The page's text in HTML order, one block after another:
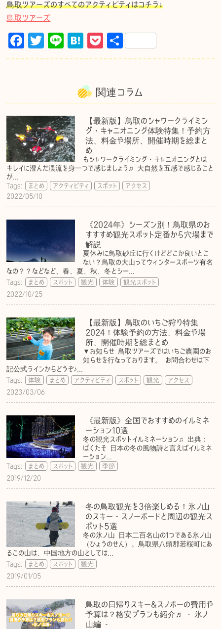
鳥取ツアーズのすべてのアクティビティはコチラ↓
鳥取ツアーズ
F
a
b
o
o
k
T
w
r
Li
n
H
at
n
a
P
o
k
et
共
有
関連コラム
【最新版】鳥取のシャワークライミン
グ・キャニオニング体験特集！予約方
法、料金や場所、開催時期を総まと
め
もシャワークライミング・キャニオニングとは
キレイに澄んだ渓流を身一つで感じましょう♫ 大自然を五感で感じること
が...
Tags: まとめ アクティビティ スポット
アクセス
2022/05/10
《2024年》シーズン別！鳥取県のお
すすすめ観光スポット定番から穴場まで
解説
夏休みに鳥取砂丘に行くけどどこか良いとこ
ない？鳥取の大山ってウィンタースポーツ有名
なの？？などなど、春、夏、秋、冬とシー...
Tags: まとめ スポット 観光 体験
観光スポット
2022/10/25
【最新版】鳥取のいちご狩り特集
2024！体験予約の方法、料金や場
所、開催時期を総まとめ
▼お知らせ 鳥取ツアーズではいちご農園のお
知らせを行なっております。 お問合わせは下
記公式ラインからどうぞ♪...
Tags: 体験 まとめ アクティビティ スポット 観光
アクセス
2023/03/06
《最新版》全国でおすすめのイルミネ
ーション10選
冬の観光スポットイルミネーション♫ 出典：
ぱくたそ 日本の冬の風物詩と言えばイルミネ
ーション...
Tags: まとめ スポット 観光
季節
2019/12/20
冬の鳥取観光を3倍楽しめる！氷ノ山
のスキー・スノーボードと周辺の観光ス
ポット5選
冬の氷ノ山 日本二百名山の1つである氷ノ山
（ひょうのせん）。鳥取県八頭郡若桜町にあ
るこの山は、中国地方の山としては...
Tags: まとめ スポット
観光
2019/01/05
鳥取の日帰りスキー&スノボーの費用や
予算は？格安プランも紹介♬ - 氷ノ
山編 -